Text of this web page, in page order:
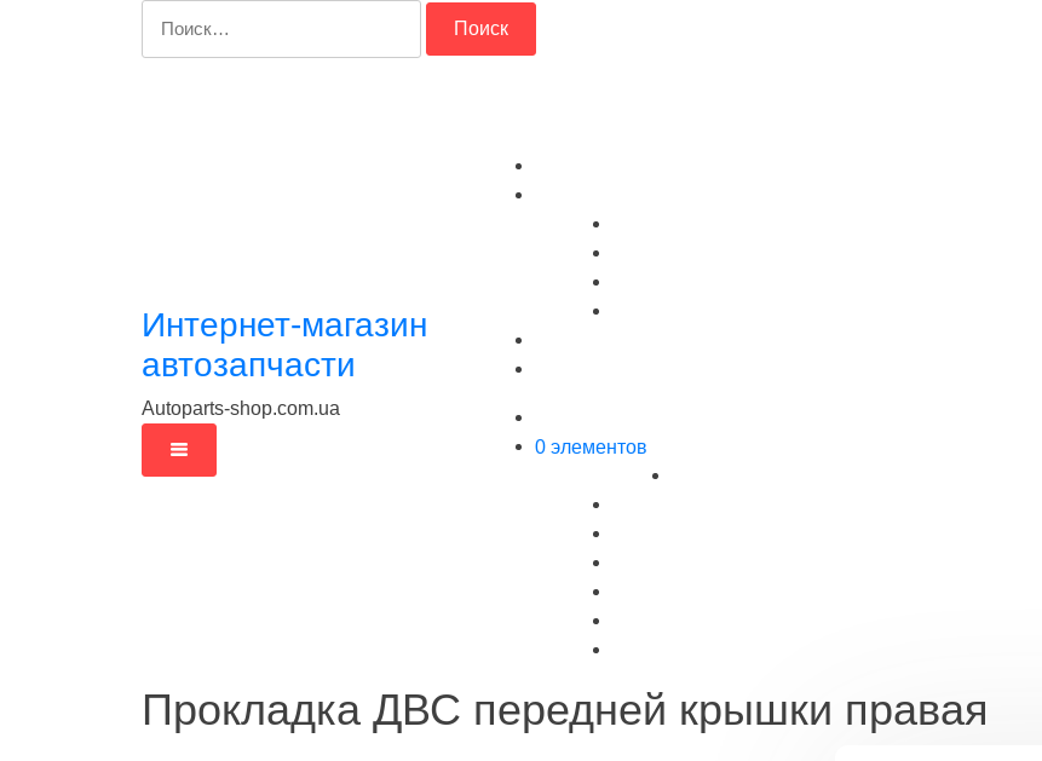
Интернет-магазин
автозапчасти
Autoparts-shop.com.ua
0 элементов
Прокладка ДВС передней крышки правая